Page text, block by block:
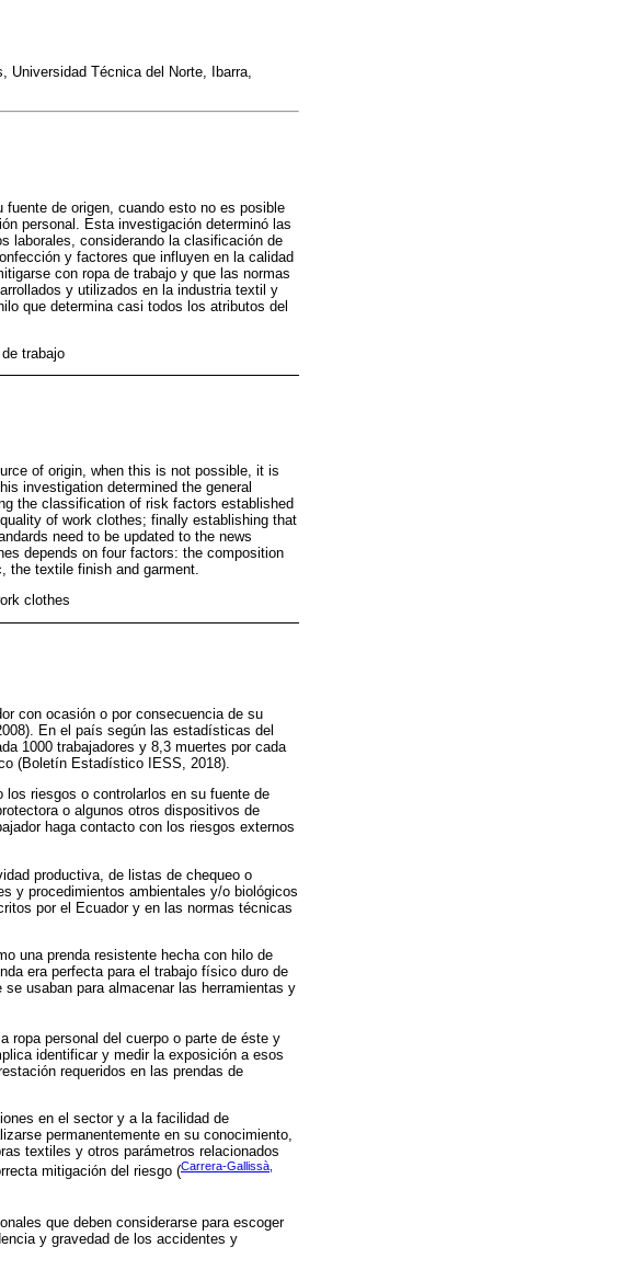
Universidad Técnica del Norte, Ibarra,
fuente de origen, cuando esto no es posible
personal. Esta investigación determinó las
laborales, considerando la clasificación de
y factores que influyen en la calidad
con ropa de trabajo y que las normas
y utilizados en la industria textil y
que determina casi todos los atributos del
trabajo
of origin, when this is not possible, it is
investigation determined the general
the classification of risk factors established
of work clothes; finally establishing that
need to be updated to the news
depends on four factors: the composition
the textile finish and garment.
clothes
con ocasión o por consecuencia de su
En el país según las estadísticas del
1000 trabajadores y 8,3 muertes por cada
(Boletín Estadístico IESS, 2018).
los riesgos o controlarlos en su fuente de
o algunos otros dispositivos de
haga contacto con los riesgos externos
productiva, de listas de chequeo o
y procedimientos ambientales y/o biológicos
por el Ecuador y en las normas técnicas
una prenda resistente hecha con hilo de
era perfecta para el trabajo físico duro de
usaban para almacenar las herramientas y
ropa personal del cuerpo o parte de éste y
identificar y medir la exposición a esos
requeridos en las prendas de
en el sector y a la facilidad de
permanentemente en su conocimiento,
textiles y otros parámetros relacionados
mitigación del riesgo (Carrera-Gallissà,
que deben considerarse para escoger
y gravedad de los accidentes y